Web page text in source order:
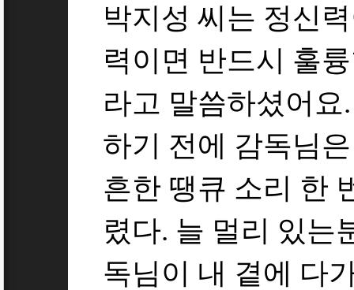
박지성 씨는 정신
력이면 반드시 훌
라고 말씀하셨어
하기 전에 감독님
흔한 땡큐 소리 한
렸다. 늘 멀리 있는
독님이 내 곁에 다